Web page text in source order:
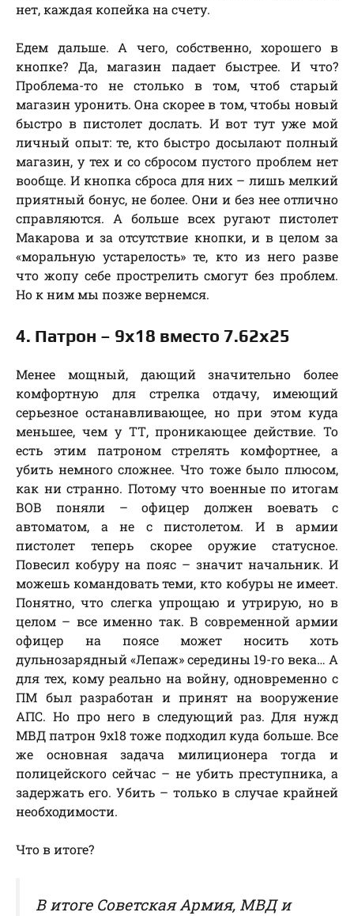
нет, каждая копейка на счету.
Едем дальше. А чего, собственно, хорошего в
кнопке? Да, магазин падает быстрее. И что?
Проблема-то не столько в том, чтоб старый
магазин уронить. Она скорее в том, чтобы новый
быстро в пистолет дослать. И вот тут уже мой
личный опыт: те, кто быстро досылают полный
магазин, у тех и со сбросом пустого проблем нет
вообще. И кнопка сброса для них – лишь мелкий
приятный бонус, не более. Они и без нее отлично
справляются. А больше всех ругают пистолет
Макарова и за отсутствие кнопки, и в целом за
«моральную устарелость» те, кто из него разве
что жопу себе прострелить смогут без проблем.
Но к ним мы позже вернемся.
4. Патрон – 9х18 вместо 7.62х25
Менее мощный, дающий значительно более
комфортную для стрелка отдачу, имеющий
серьезное останавливающее, но при этом куда
меньшее, чем у ТТ, проникающее действие. То
есть этим патроном стрелять комфортнее, а
убить немного сложнее. Что тоже было плюсом,
как ни странно. Потому что военные по итогам
ВОВ поняли – офицер должен воевать с
автоматом, а не с пистолетом. И в армии
пистолет теперь скорее оружие статусное.
Повесил кобуру на пояс – значит начальник. И
можешь командовать теми, кто кобуры не имеет.
Понятно, что слегка упрощаю и утрирую, но в
целом – все именно так. В современной армии
офицер на поясе может носить хоть
дульнозарядный «Лепаж» середины 19-го века… А
для тех, кому реально на войну, одновременно с
ПМ был разработан и принят на вооружение
АПС. Но про него в следующий раз. Для нужд
МВД патрон 9х18 тоже подходил куда больше. Все
же основная задача милиционера тогда и
полицейского сейчас – не убить преступника, а
задержать его. Убить – только в случае крайней
необходимости.
Что в итоге?
В итоге Советская Армия, МВД и